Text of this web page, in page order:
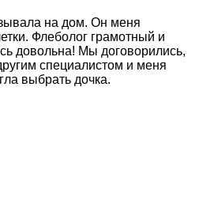
на дом. Он меня
Флеболог грамотный и
довольна! Мы договорились,
специалистом и меня
выбрать дочка.